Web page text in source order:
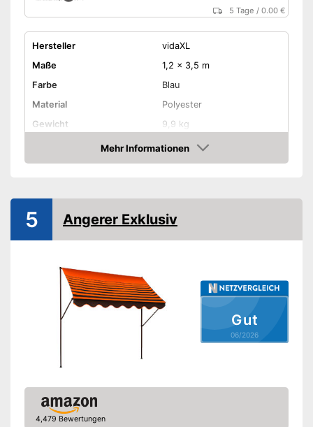
5 Tage /0.00 €
Hersteller
vidaXL
Maße
1,2 x 3,5 m
Farbe
Blau
Material
Polyester
Gewicht
9,9 kg
300 cm
UV-Schutz
Wasserabweisend
Individuell verstellbar durch
Kurbelmechanismus
Ist witterungsbeständig
Mehr Informationen
Amazon
Gut
06/2026
5 Angerer Exklusiv
4,479 Bewertungen